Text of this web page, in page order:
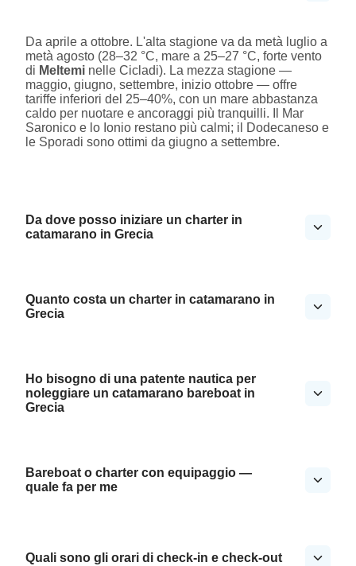
Da aprile a ottobre. L'alta stagione va da metà luglio a
metà agosto (28–32 °C, mare a 25–27 °C, forte vento
di Meltemi nelle Cicladi). La mezza stagione —
maggio, giugno, settembre, inizio ottobre — offre
tariffe inferiori del 25–40%, con un mare abbastanza
caldo per nuotare e ancoraggi più tranquilli. Il Mar
Saronico e lo Ionio restano più calmi; il Dodecaneso e
le Sporadi sono ottimi da giugno a settembre.
Da dove posso iniziare un charter in
catamarano in Grecia
Quanto costa un charter in catamarano in
Grecia
Ho bisogno di una patente nautica per
noleggiare un catamarano bareboat in
Grecia
Bareboat o charter con equipaggio —
quale fa per me
Quali sono gli orari di check-in e check-out